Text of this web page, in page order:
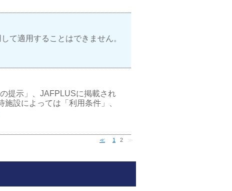
て適用することはできません。
提示」、JAFPLUSに掲載され
設によっては「利用条件」、
≪ 1 2